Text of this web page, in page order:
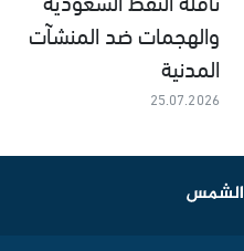
والهجمات ضد المنشآت
المدنية
25.07.2026